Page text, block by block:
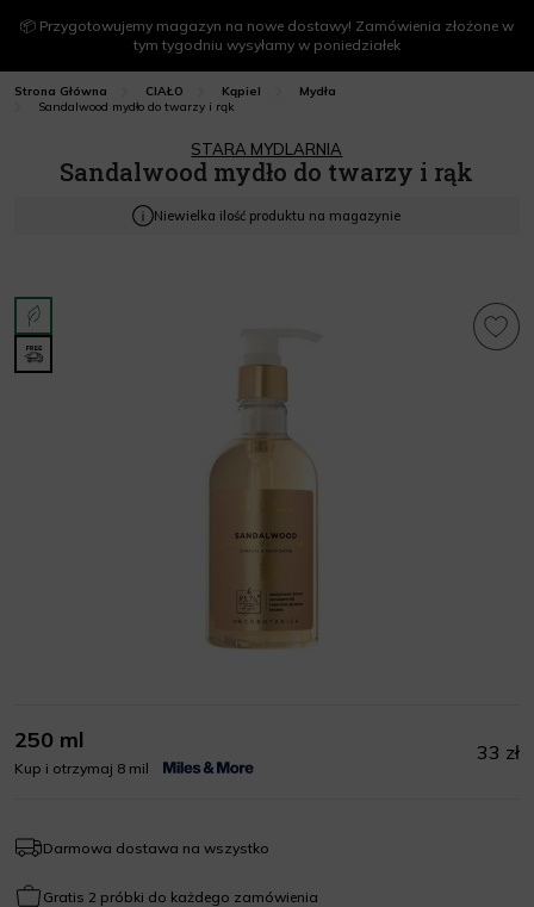
📦 Przygotowujemy magazyn na nowe dostawy! Zamówienia złożone w
tym tygodniu wysyłamy w poniedziałek
Strona Główna CIAŁO Kąpiel
Mydła
Sandalwood mydło do twarzy i rąk
STARA MYDLARNIA
Sandalwood mydło do twarzy i rąk
Niewielka ilość produktu na magazynie
250 ml
Kup i otrzymaj 8 mil
33 zł
Darmowa dostawa na wszystko
Gratis 2 próbki do każdego zamówienia